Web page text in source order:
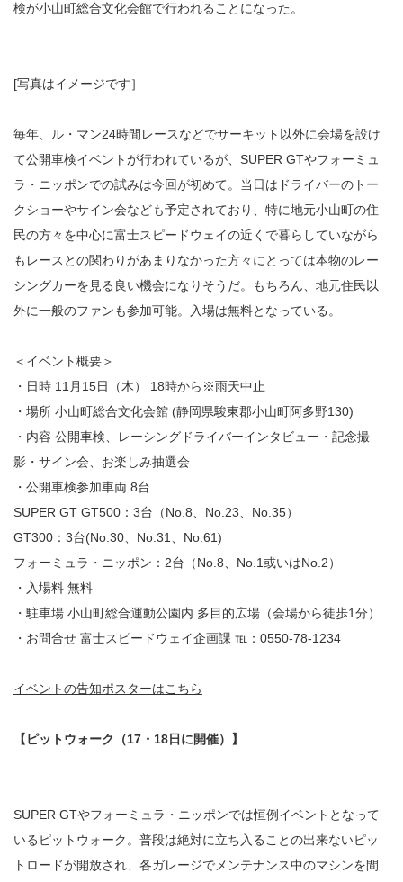
検が小山町総合文化会館で行われることになった。
[写真はイメージです］
毎年、ル・マン24時間レースなどでサーキット以外に会場を設け
て公開車検イベントが行われているが、SUPER GTやフォーミュ
ラ・ニッポンでの試みは今回が初めて。当日はドライバーのトー
クショーやサイン会なども予定されており、特に地元小山町の住
民の方々を中心に富士スピードウェイの近くで暮らしていながら
もレースとの関わりがあまりなかった方々にとっては本物のレー
シングカーを見る良い機会になりそうだ。もちろん、地元住民以
外に一般のファンも参加可能。入場は無料となっている。
＜イベント概要＞
・日時 11月15日（木） 18時から※雨天中止
・場所 小山町総合文化会館 (静岡県駿東郡小山町阿多野130)
・内容 公開車検、レーシングドライバーインタビュー・記念撮
影・サイン会、お楽しみ抽選会
・公開車検参加車両 8台
SUPER GT GT500：3台（No.8、No.23、No.35）
GT300：3台(No.30、No.31、No.61)
フォーミュラ・ニッポン：2台（No.8、No.1或いはNo.2）
・入場料 無料
・駐車場 小山町総合運動公園内 多目的広場（会場から徒歩1分）
・お問合せ 富士スピードウェイ企画課 ℡：0550-78-1234
イベントの告知ポスターはこちら
【ピットウォーク（17・18日に開催）】
SUPER GTやフォーミュラ・ニッポンでは恒例イベントとなって
いるピットウォーク。普段は絶対に立ち入ることの出来ないピッ
トロードが開放され、各ガレージでメンテナンス中のマシンを間